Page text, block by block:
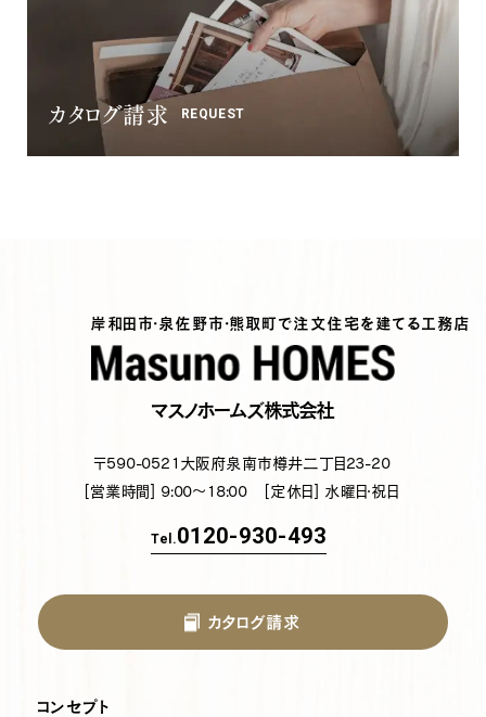
カタログ請求 REQUEST
岸和田市・泉佐野市・熊取町で注文住宅を建てる工務店
マスノホームズ株式会社
〒590-0521 大阪府泉南市樽井二丁目23-20
[営業時間] 9:00～18:00 [定休日] 水曜日・祝日
Tel.0120-930-493
カタログ請求
コンセプト